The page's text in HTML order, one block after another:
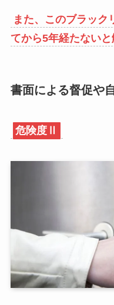
また、このブラック
てから5年経たないと
書面による督促や
危険度Ⅱ